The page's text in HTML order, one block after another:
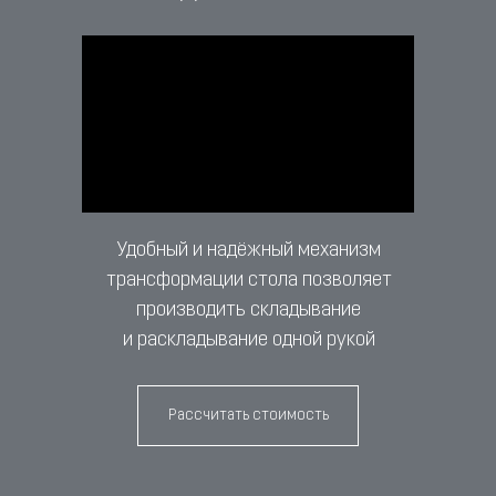
Удобный и надёжный механизм
трансформации стола позволяет
производить складывание
и раскладывание одной рукой
Рассчитать стоимость